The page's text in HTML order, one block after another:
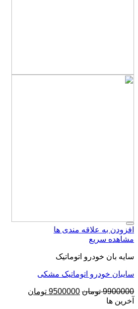
علاقه مندی ها
اتوماتیک
اتوماتیک مشکی
تومان 9500000 تومان